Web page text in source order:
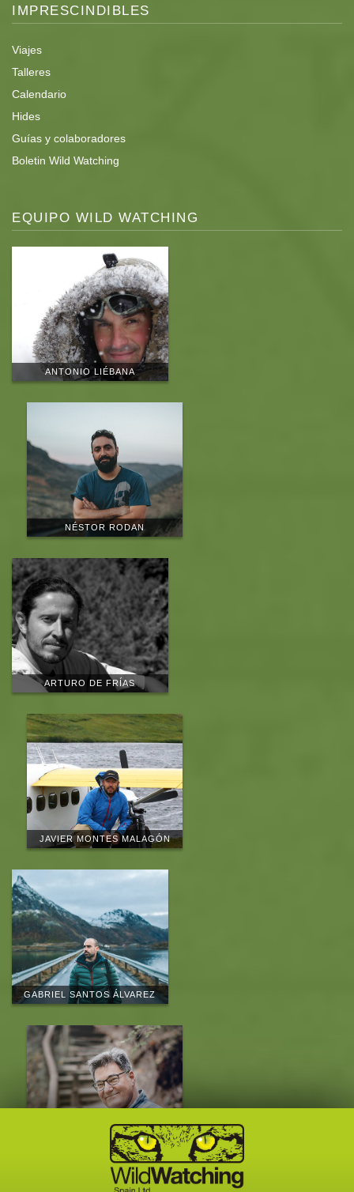
IMPRESCINDIBLES
Viajes
Talleres
Calendario
Hides
Guías y colaboradores
Boletin Wild Watching
EQUIPO WILD WATCHING
ANTONIO LIÉBANA
NÉSTOR RODAN
ARTURO DE FRÍAS
JAVIER MONTES MALAGÓN
GABRIEL SANTOS ÁLVAREZ
EDUARDO MARCOS
QUEVEDO
CONOCE AL EQUIPO